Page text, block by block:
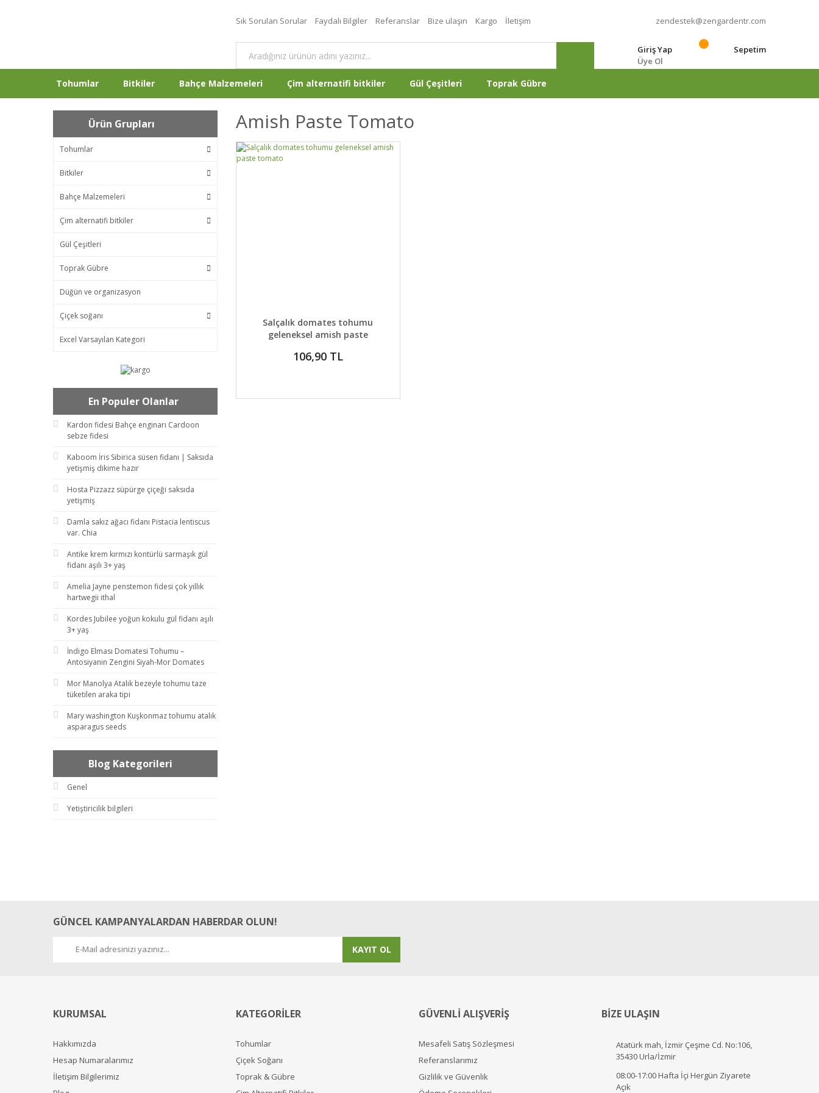
Sık Sorulan Sorular Faydalı Bilgiler Referanslar Bize ulaşın Kargo İletişim zendestek@zengardentr.com
Giriş Yap
Üye Ol
Sepetim
Tohumlar Bitkiler Bahçe Malzemeleri Çim alternatifi bitkiler Gül Çeşitleri Toprak Gübre
Ürün Grupları
Tohumlar
Bitkiler
Bahçe Malzemeleri
Çim alternatifi bitkiler
Gül Çeşitleri
Toprak Gübre
Düğün ve organizasyon
Çiçek soğanı
Excel Varsayılan Kategori
En Populer Olanlar
Kardon fidesi Bahçe enginarı Cardoon
sebze fidesi
Kaboom İris Sibirica süsen fidanı | Saksıda
yetişmiş dikime hazır
Hosta Pizzazz süpürge çiçeği saksıda
yetişmiş
Damla sakız ağacı fidanı Pistacia lentiscus
var. Chia
Antike krem kırmızı kontürlü sarmaşık gül
fidanı aşılı 3+ yaş
Amelia Jayne penstemon fidesi çok yıllık
hartwegii ithal
Kordes Jubilee yoğun kokulu gül fidanı aşılı
3+ yaş
İndigo Elması Domatesi Tohumu –
Antosiyanin Zengini Siyah-Mor Domates
Mor Manolya Atalık bezeyle tohumu taze
tüketilen araka tipi
Mary washington Kuşkonmaz tohumu atalık
asparagus seeds
Blog Kategorileri
Genel
Yetiştiricilik bilgileri
Amish Paste Tomato
DETAYLAR GELİNCE HABER VER
Salçalık domates tohumu
geleneksel amish paste
106,90 TL
GÜNCEL KAMPANYALARDAN HABERDAR OLUN!
KAYIT OL
KURUMSAL
Hakkımızda
Hesap Numaralarımız
İletişim Bilgilerimiz
KATEGORİLER
Tohumlar
Çiçek Soğanı
Toprak & Gübre
GÜVENLİ ALIŞVERİŞ
Mesafeli Satış Sözleşmesi
Referanslarımız
Gizlilik ve Güvenlik
BİZE ULAŞIN
Atatürk mah, İzmir Çeşme Cd. No:106,
35430 Urla/İzmir
08:00-17:00 Hafta İçi Hergün Ziyarete
Açık